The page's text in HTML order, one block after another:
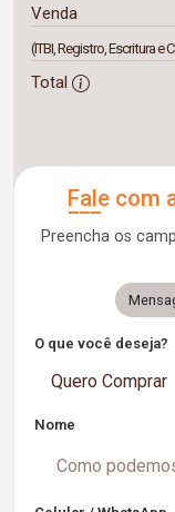
Venda
(ITBI, Registro, Escritura e
Total
Fale com
Preencha os
O que você deseja?
Quero Comprar
Nome